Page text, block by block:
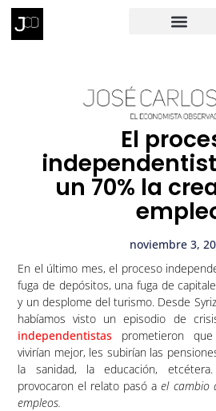
El
un 70% la
noviembre 3,
En el último mes, el proceso
fuga de depósitos, una fuga de
y un desplome del turismo. Desde
habíamos visto un episodio de
independentistas prometieron
vivirían mejor, les subirían las
la sanidad, la educación,
provocaron el relato pasó ael cambio
empleos.